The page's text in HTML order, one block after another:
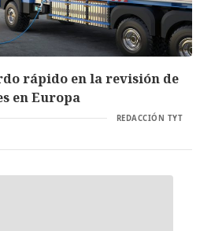
rápido en la revisión de
en Europa
REDACCIÓN TYT